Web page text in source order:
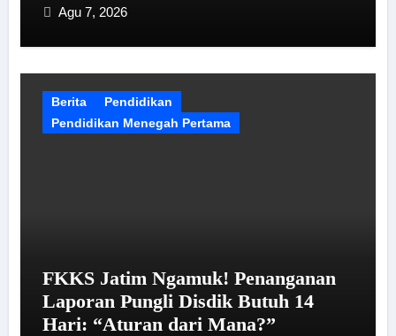
Agu 7, 2026
Berita
Pendidikan
Pendidikan Menegah Pertama
FKKS Jatim Ngamuk! Penanganan
Laporan Pungli Disdik Butuh 14
Hari: “Aturan dari Mana?”